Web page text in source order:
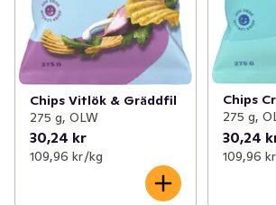
Chips Vitlök & Gräddfil
275 g, OLW
30,24 kr
109,96 kr /kg
Chips
275 g,
30,24
109,96